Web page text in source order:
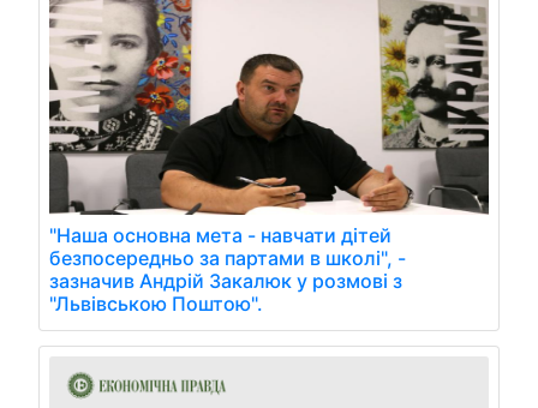
"Наша основна мета - навчати дітей
безпосередньо за партами в школі", -
зазначив Андрій Закалюк у розмові з
"Львівською Поштою".